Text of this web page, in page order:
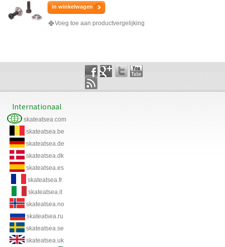
in winkelwagen
Voeg toe aan productvergelijking
Internationaal
skateatsea.com
skateatsea.be
skateatsea.de
skateatsea.dk
skateatsea.es
skateatsea.fr
skateatsea.it
skateatsea.no
skateatsea.ru
skateatsea.se
skateatsea.uk